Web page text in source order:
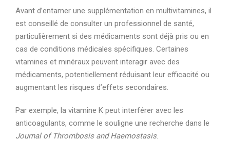
Avant d’entamer une supplémentation en multivitamines, il
est conseillé de consulter un professionnel de santé,
particulièrement si des médicaments sont déjà pris ou en
cas de conditions médicales spécifiques. Certaines
vitamines et minéraux peuvent interagir avec des
médicaments, potentiellement réduisant leur efficacité ou
augmentant les risques d’effets secondaires.
Par exemple, la vitamine K peut interférer avec les
anticoagulants, comme le souligne une recherche dans le
Journal of Thrombosis and Haemostasis.